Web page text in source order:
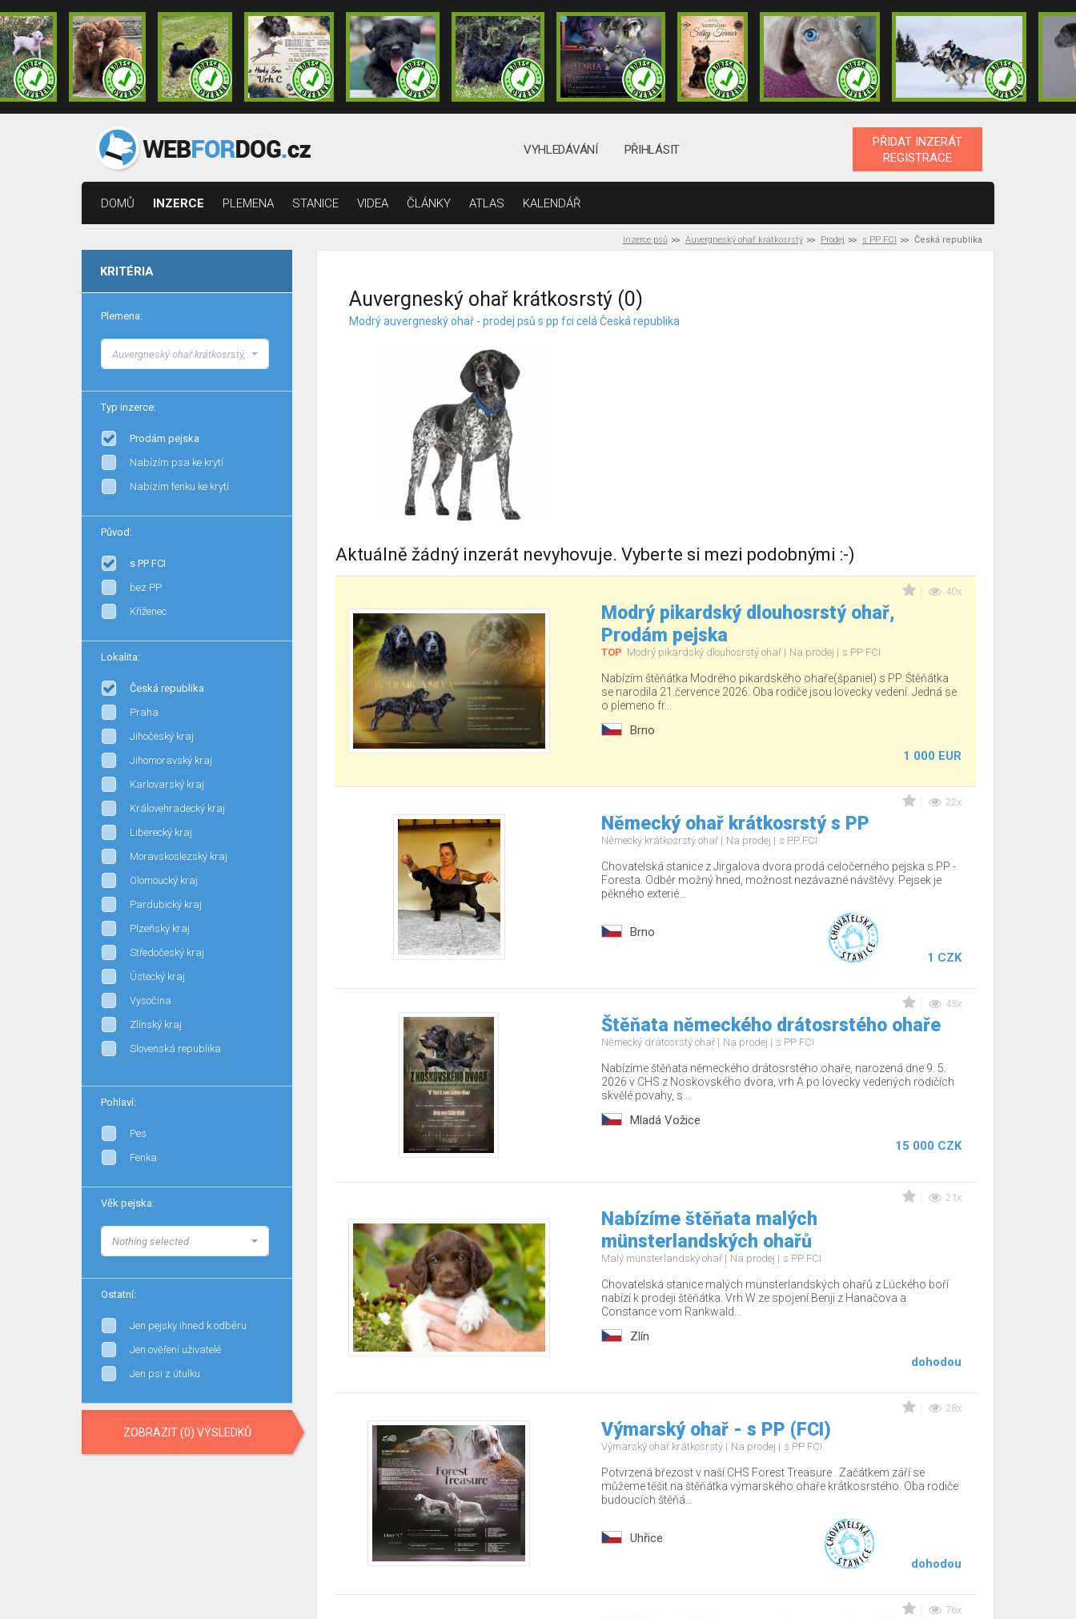
VYHLEDÁVÁNÍ PŘIHLÁSIT
PŘIDAT INZERÁT
REGISTRACE
DOMŮ INZERCE PLEMENA STANICE VIDEA ČLÁNKY ATLAS KALENDÁŘ
Inzerce psů Auvergneský ohař krátkosrstý Prodej s PP FCI Česká republika
KRITÉRIA
Plemena:
Auvergneský ohař krátkosrstý, Modrý auvergneský ohař
Typ inzerce:
Prodám pejska
Nabízím psa ke krytí
Nabízím fenku ke krytí
Původ:
s PP FCI
bez PP
Kříženec
Lokalita:
Česká republika
Praha
Jihočeský kraj
Jihomoravský kraj
Karlovarský kraj
Královehradecký kraj
Liberecký kraj
Moravskoslezský kraj
Olomoucký kraj
Pardubický kraj
Plzeňský kraj
Středočeský kraj
Ústecký kraj
Vysočina
Zlínský kraj
Slovenská republika
Pohlaví:
Pes
Fenka
Věk pejska:
Nothing selected
Ostatní:
Jen pejsky ihned k odběru
Jen ověření uživatelé
Jen psi z útulku
ZOBRAZIT (0) VÝSLEDKŮ
Auvergneský ohař krátkosrstý (0)
Modrý auvergneský ohař - prodej psů s pp fci celá Česká republika
Aktuálně žádný inzerát nevyhovuje. Vyberte si mezi podobnými :-)
40x
Modrý pikardský dlouhosrstý ohař,
Prodám pejska
TOP Modrý pikardský dlouhosrstý ohař Na prodej s PP FCI
Nabízím štěňátka Modrého pikardského ohaře(španiel) s PP. Štěňátka
se narodila 21.července 2026. Oba rodiče jsou lovecky vedení. Jedná se
o plemeno fr...
Brno
1 000 EUR
22x
Německý ohař krátkosrstý s PP
Německý krátkosrstý ohař Na prodej s PP FCI
Chovatelská stanice z Jirgalova dvora prodá celočerného pejska s PP -
Foresta. Odběr možný hned, možnost nezávazné návštěvy. Pejsek je
pěkného exterié...
Brno
1 CZK
45x
Štěňata německého drátosrstého ohaře
Německý drátosrstý ohař Na prodej s PP FCI
Nabízíme štěňata německého drátosrstého ohaře, narozená dne 9. 5.
2026 v CHS z Noskovského dvora, vrh A po lovecky vedených rodičích
skvělé povahy, s ...
Mladá Vožice
15 000 CZK
21x
Nabízíme štěňata malých
münsterlandských ohařů
Malý münsterlandský ohař Na prodej s PP FCI
Chovatelská stanice malých münsterlandských ohařů z Lúckého boří
nabízí k prodeji štěňátka. Vrh W ze spojení Benji z Hanačova a
Constance vom Rankwald...
Zlín
dohodou
28x
Výmarský ohař - s PP (FCI)
Výmarský ohař krátkosrstý Na prodej s PP FCI
Potvrzená březost v naší CHS Forest Treasure . Začátkem září se
můžeme těšit na štěňátka výmarského ohaře krátkosrstého. Oba rodiče
budoucích štěňá...
Uhřice
dohodou
76x